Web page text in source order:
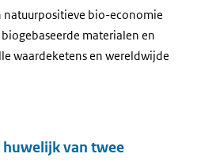
natuurpositieve bio-economie
materialen en
waardeketens en wereldwijde
van twee